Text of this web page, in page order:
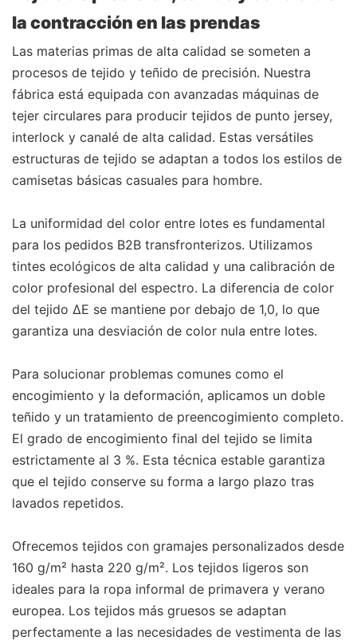
la contracción en las prendas
Las materias primas de alta calidad se someten a
procesos de tejido y teñido de precisión. Nuestra
fábrica está equipada con avanzadas máquinas de
tejer circulares para producir tejidos de punto jersey,
interlock y canalé de alta calidad. Estas versátiles
estructuras de tejido se adaptan a todos los estilos de
camisetas básicas casuales para hombre.
La uniformidad del color entre lotes es fundamental
para los pedidos B2B transfronterizos. Utilizamos
tintes ecológicos de alta calidad y una calibración de
color profesional del espectro. La diferencia de color
del tejido ΔE se mantiene por debajo de 1,0, lo que
garantiza una desviación de color nula entre lotes.
Para solucionar problemas comunes como el
encogimiento y la deformación, aplicamos un doble
teñido y un tratamiento de preencogimiento completo.
El grado de encogimiento final del tejido se limita
estrictamente al 3 %. Esta técnica estable garantiza
que el tejido conserve su forma a largo plazo tras
lavados repetidos.
Ofrecemos tejidos con gramajes personalizados desde
160 g/m² hasta 220 g/m². Los tejidos ligeros son
ideales para la ropa informal de primavera y verano
europea. Los tejidos más gruesos se adaptan
perfectamente a las necesidades de vestimenta de las